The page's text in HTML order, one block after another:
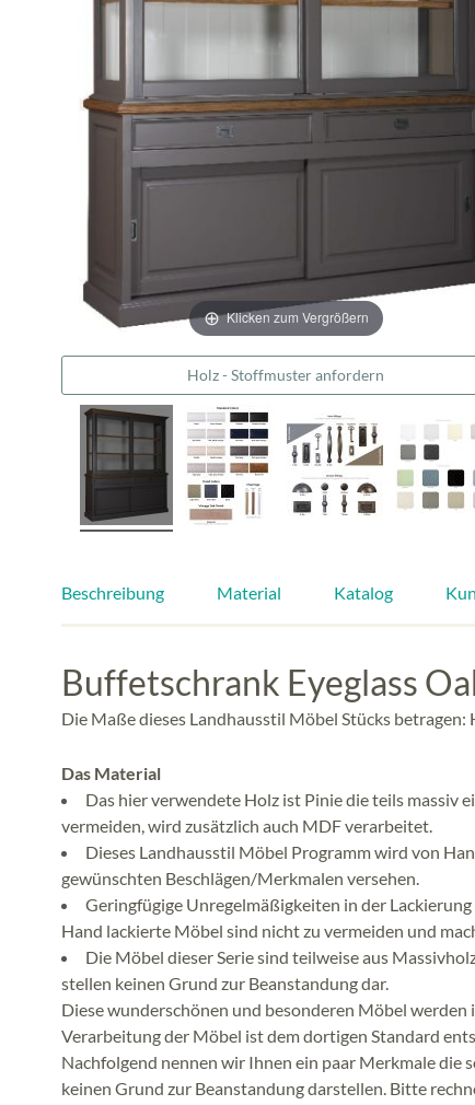
Klicken zum Vergrößern
Holz - Stoffmuster anfordern
Beschreibung Material Katalog
Buffetschrank Eyeglass
Die Maße dieses Landhausstil Möbel Stücks betragen:
Das Material
Das hier verwendete Holz ist Pinie die teils massiv
vermeiden, wird zusätzlich auch MDF verarbeitet.
Dieses Landhausstil Möbel Programm wird von
gewünschten Beschlägen/Merkmalen versehen.
Geringfügige Unregelmäßigkeiten in der
Hand lackierte Möbel sind nicht zu vermeiden und
Die Möbel dieser Serie sind teilweise aus
stellen keinen Grund zur Beanstandung dar.
Diese wunderschönen und besonderen Möbel
Verarbeitung der Möbel ist dem dortigen Standard
Nachfolgend nennen wir Ihnen ein paar Merkmale die
keinen Grund zur Beanstandung darstellen. Bitte